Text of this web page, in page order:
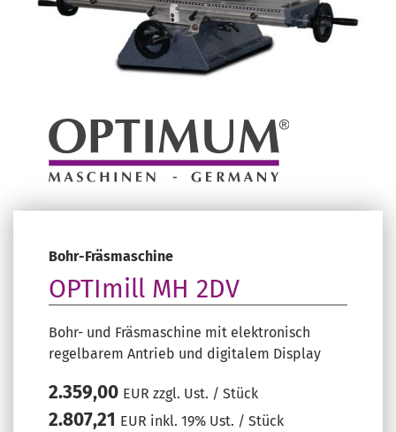
Bohr-Fräsmaschine
OPTImill MH 2DV
Bohr- und Fräsmaschine mit elektronisch
regelbarem Antrieb und digitalem Display
2.359,00 EUR zzgl. Ust. / Stück
2.807,21 EUR inkl. 19% Ust. / Stück